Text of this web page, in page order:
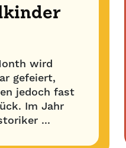
wird
gefeiert,
jedoch fast
Im Jahr
...